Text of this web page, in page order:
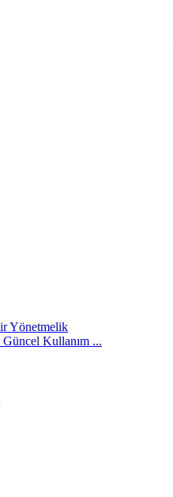
Yönetmelik
Kullanım ...